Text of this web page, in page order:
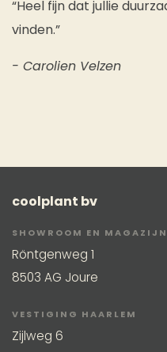
“Heel fijn dat jullie
vinden.”
- Carolien Velzen
coolplant bv
SHOWROOM EN MAGAZIJN
Röntgenweg 1
8503 AG Joure
VESTIGING HAARLEM
Zijlweg 6